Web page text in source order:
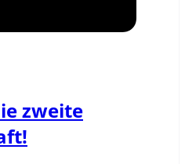
zweite